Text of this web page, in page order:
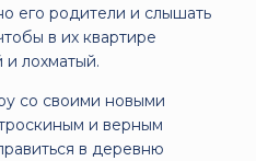
его родители и слышать
в их квартире
и лохматый.
со своими новыми
и верным
в деревню